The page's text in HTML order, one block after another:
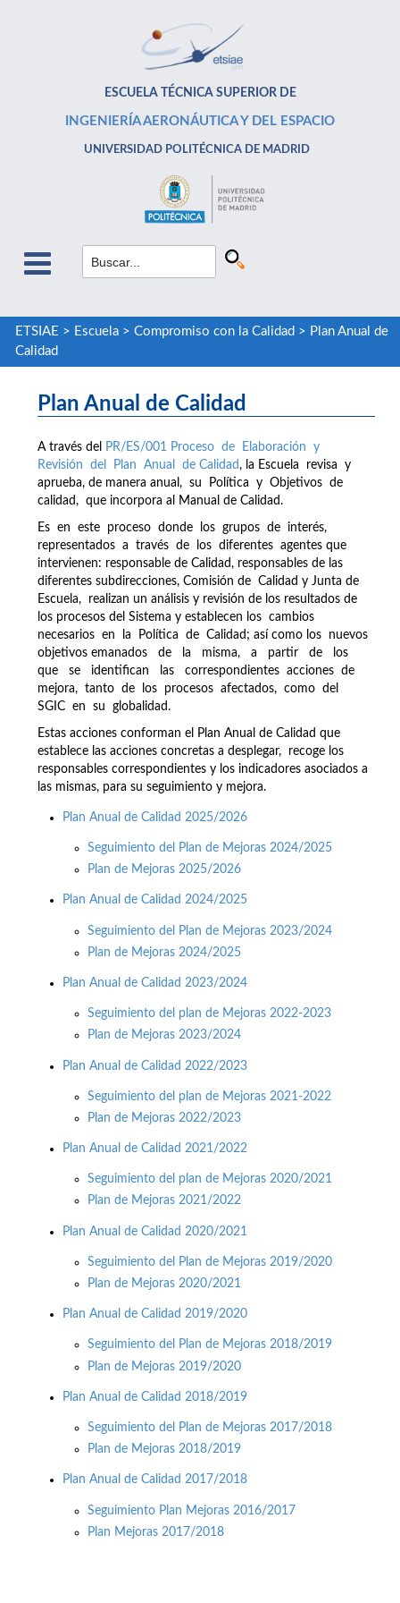
ESCUELA TÉCNICA SUPERIOR DE
INGENIERÍA AERONÁUTICA Y DEL ESPACIO
UNIVERSIDAD POLITÉCNICA DE MADRID
ETSIAE > Escuela> Compromiso con la Calidad > Plan Anual de
Calidad
Plan Anual de Calidad
A través del
PR/ES/001 Proceso de Elaboración y
Revisión del Plan Anual de Calidad , la Escuela revisa y
aprueba, de manera anual, su Política y Objetivos de
calidad, que incorpora al Manual de Calidad.
Es en este proceso donde los grupos de interés,
representados a través de los diferentes agentes que
intervienen: responsable de Calidad, responsables de las
diferentes subdirecciones, Comisión de Calidad y Junta de
Escuela, realizan un análisis y revisión de los resultados de
los procesos del Sistema y establecen los cambios
necesarios en la Política de Calidad; así como los nuevos
objetivos emanados de la misma, a partir de los
que se identifican las correspondientes acciones de
mejora, tanto de los procesos afectados, como del
SGIC en su globalidad.
Estas acciones conforman el Plan Anual de Calidad que
establece las acciones concretas a desplegar, recoge los
responsables correspondientes y los indicadores asociados a
las mismas, para su seguimiento y mejora.
Plan Anual de Calidad 2025/2026
Seguimiento del Plan de Mejoras 2024/2025
Plan de Mejoras 2025/2026
Plan Anual de Calidad 2024/2025
Seguimiento del Plan de Mejoras 2023/2024
Plan de Mejoras 2024/2025
Plan Anual de Calidad 2023/2024
Seguimiento del plan de Mejoras 2022-2023
Plan de Mejoras 2023/2024
Plan Anual de Calidad 2022/2023
Seguimiento del plan de Mejoras 2021-2022
Plan de Mejoras 2022/2023
Plan Anual de Calidad 2021/2022
Seguimiento del plan de Mejoras 2020/2021
Plan de Mejoras 2021/2022
Plan Anual de Calidad 2020/2021
Seguimiento del Plan de Mejoras 2019/2020
Plan de Mejoras 2020/2021
Plan Anual de Calidad 2019/2020
Seguimiento del Plan de Mejoras 2018/2019
Plan de Mejoras 2019/2020
Plan Anual de Calidad 2018/2019
Seguimiento del Plan de Mejoras 2017/2018
Plan de Mejoras 2018/2019
Plan Anual de Calidad 2017/2018
Seguimiento Plan Mejoras 2016/2017
Plan Mejoras 2017/2018